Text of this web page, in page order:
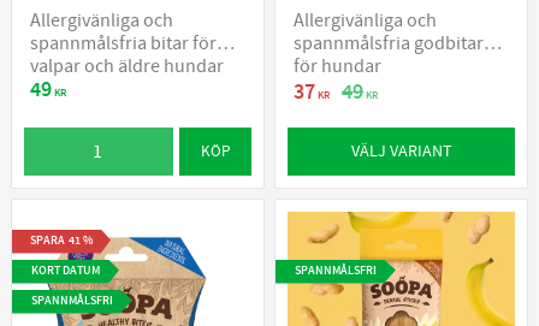
Allergivänliga och
spannmålsfria bitar för
valpar och äldre hundar
49KR
KÖP
Allergivänliga och
spannmålsfria godbitar
för hundar
37KR 49KR
VÄLJ VARIANT
SPARA 41%
KORT DATUM
SPANNMÅLSFRI
SPANNMÅLSFRI